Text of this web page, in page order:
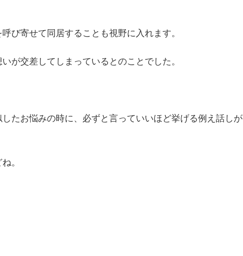
び寄せて同居することも視野に入れます。
が交差してしまっているとのことでした。
たお悩みの時に、必ずと言っていいほど挙げる例え話しが
。